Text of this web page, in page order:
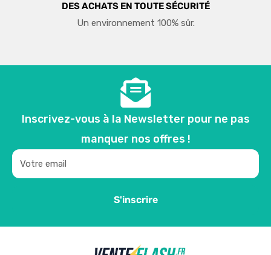
DES ACHATS EN TOUTE SÉCURITÉ
Un environnement 100% sûr.
Inscrivez-vous à la Newsletter pour ne pas
manquer nos offres !
Votre email
S'inscrire